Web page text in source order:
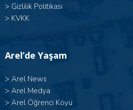
> Gizlilik Politikası
> KVKK
Arel’de Yaşam
> Arel News
> Arel Medya
> Arel Öğrenci Köyü